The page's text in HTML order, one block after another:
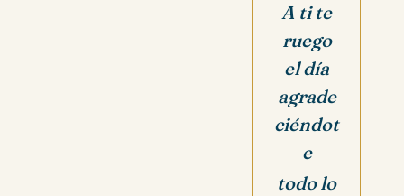
A ti te
ruego
el día
agrade
ciéndot
e
todo lo